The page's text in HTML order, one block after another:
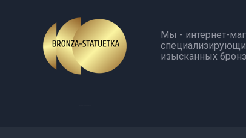
Мы - интернет-
изысканных